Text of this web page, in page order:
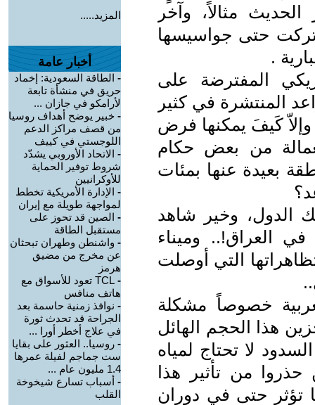
مثالاً، وآخر
حتى جواسيسها
.
المفترضة على
المنتشرة في كثير
كَيفَ يمكنها فرض
من بعض حكام
بعيدة عنها بمئات
الدول، وخير شاهد
في العراق!.. وميناء
التي أوصلت
خصوصاً مشكلة
هذا الحجم الهائل
لا تحتاج لمياه
حذروا من تأثير هذا
تؤثر حتى في دوران
المزيد.....
أخبار عامة
- الطاقة السعودية: إخماد
حريق في منشأة تابعة
لأرامكو في جازان ...
- خبير يوضح أهداف روسيا
من قصف مراكز الدعم
اللوجستي في كييف
- الاتحاد الأوروبي يشدّد
شروط توفير الحماية
للأوكرانيين
- الإدارة الأمريكية تخطط
لمواجهة طويلة مع إيران
- الصين قد تحوز على
مستقبل الطاقة
- واشنطن وطهران تبحثان
عن مخرج من مضيق
هرمز
-
TCL تعود للأسواق مع
هاتف منافس
- نوافذ زمنية حاسمة بعد
الجراحة قد تحدث ثورة
في علاج أخطر أورا ...
- روسيا.. العثور على بقايا
ست جماجم لفيلة عمرها
1.4 مليون عام ...
- أسباب تسارع شيخوخة
القلب